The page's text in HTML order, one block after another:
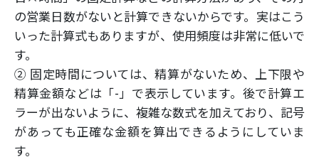
の営業日数がないと計算できないからです。実はこう
いった計算式もありますが、使用頻度は非常に低いで
す。
② 固定時間については、精算がないため、上下限や
精算金額などは「-」で表示しています。後で計算エ
ラーが出ないように、複雑な数式を加えており、記号
があっても正確な金額を算出できるようにしていま
す。